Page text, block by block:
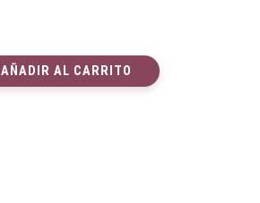
AÑADIR AL CARRITO